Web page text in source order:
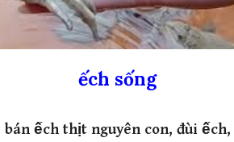
ếch sống
bán ếch thịt nguyên con, đùi ếch,